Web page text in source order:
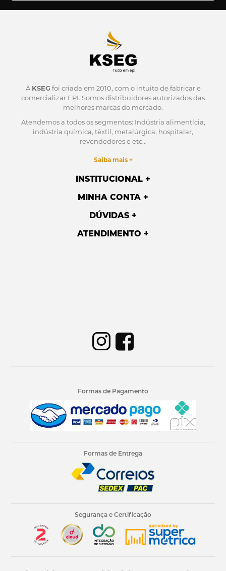
À KSEG foi criada em 2010, com o intuito de fabricar e
comercializar EPI. Somos distribuidores autorizados das
melhores marcas do mercado.
Atendemos a todos os segmentos: Indústria alimentícia,
indústria química, têxtil, metalúrgica, hospitalar,
revendedores e etc...
Saiba mais +
INSTITUCIONAL
MINHA CONTA
DÚVIDAS
ATENDIMENTO
Formas de Pagamento
Formas de Entrega
Segurança e Certificação